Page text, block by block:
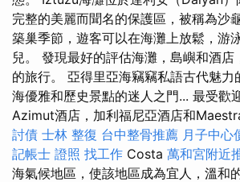
完整的美麗而聞名的保護區，被稱為沙
築巢季節，遊客可以在海灘上放鬆，游
兒。 發現最好的評估海灘，島嶼和酒店
的旅行。 亞得里亞海竊竊私語古代魅力
海優雅和歷史景點的迷人之門... 最受歡
Azimut酒店，加利福尼亞酒店和
討債 士林 整復 台中整骨推薦 月子中心
記帳士 證照 找工作 Costa 萬和宮附近
海氣候地區，使該地區成為宜人，溫和